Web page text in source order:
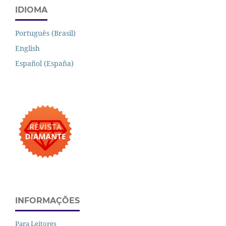
IDIOMA
Português (Brasil)
English
Español (España)
INFORMAÇÕES
Para Leitores